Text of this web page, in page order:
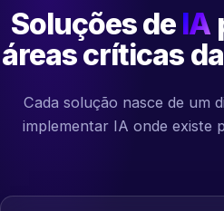
Soluções de IA
áreas críticas
Cada solução nasce de um
implementar IA onde existe